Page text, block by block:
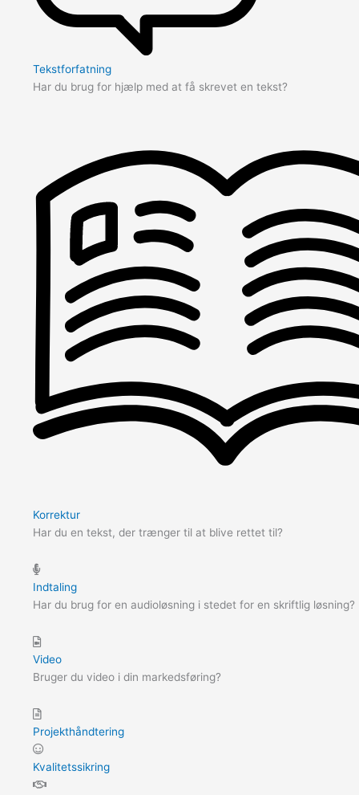
Tekstforfatning
Har du brug for hjælp med at få skrevet en tekst?
Korrektur
Har du en tekst, der trænger til at blive rettet til?
Indtaling
Har du brug for en audioløsning i stedet for en skriftlig løsning?
Video
Bruger du video i din markedsføring?
Projekthåndtering
Kvalitetssikring